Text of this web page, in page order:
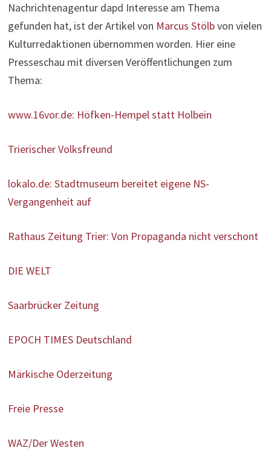
Nachrichtenagentur dapd Interesse am Thema
gefunden hat, ist der Artikel von Marcus Stölbvon vielen
Kulturredaktionen übernommen worden. Hier eine
Presseschau mit diversen Veröffentlichungen zum
Thema:
www.16vor.de: Höfken-Hempel statt Holbein
Trierischer Volksfreund
lokalo.de: Stadtmuseum bereitet eigene NS-
Vergangenheit auf
Rathaus Zeitung Trier: Von Propaganda nicht verschont
DIE WELT
Saarbrücker Zeitung
EPOCH TIMES Deutschland
Märkische Oderzeitung
Freie Presse
WAZ/Der Westen